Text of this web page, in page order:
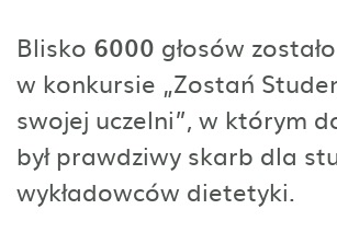
Blisko 6000 głosów
w konkursie „Zostań
swojej uczelni”, w którym
był prawdziwy skarb dla
wykładowców dietetyki.